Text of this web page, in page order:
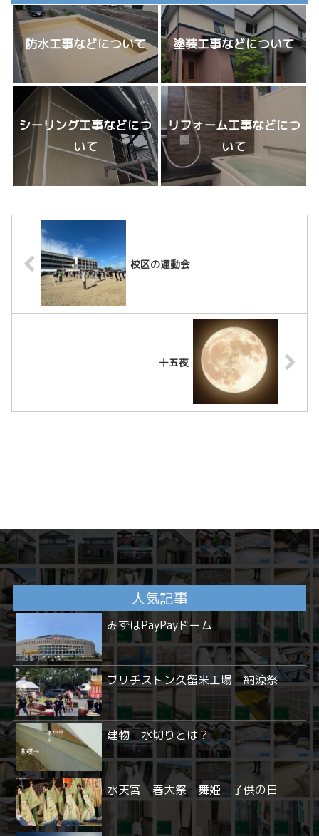
防水工事などについて 塗装工事などについて
シーリング工事などにつ
いて
リフォーム工事などにつ
いて
校区の運動会
十五夜
人気記事
みずほPayPayドーム
ブリヂストン久留米工場 納涼祭
建物 水切りとは？
水天宮 春大祭 舞姫 子供の日